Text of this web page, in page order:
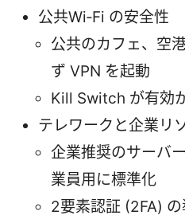
公共Wi‑Fi の安全性
公共のカフェ、空
ず VPN を起動
Kill Switch が有効
テレワークと企業リ
企業推奨のサーバ
業員用に標準化
2要素認証 (2FA) の